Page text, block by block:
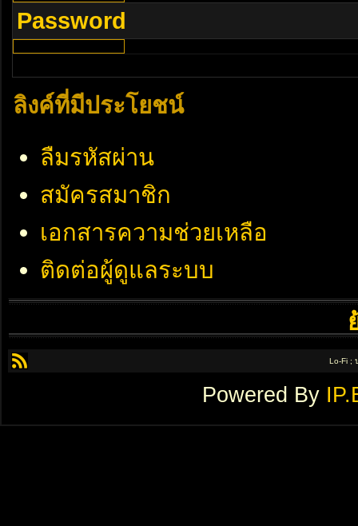
Password
ลิงค์ที่มีประโยชน์
ลืมรหัสผ่าน
สมัครสมาชิก
เอกสารความช่วยเหลือ
ติดต่อผู้ดูแลระบบ
Lo-Fi ;
Powered By